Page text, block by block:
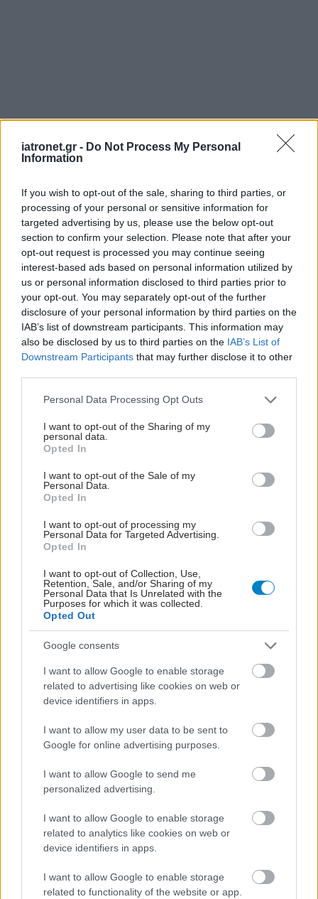
iatronet.gr - Do Not Process My Personal
Information
If you wish to opt-out of the sale, sharing to third parties, or
processing of your personal or sensitive information for
targeted advertising by us, please use the below opt-out
section to confirm your selection. Please note that after your
opt-out request is processed you may continue seeing
interest-based ads based on personal information utilized by
us or personal information disclosed to third parties prior to
your opt-out. You may separately opt-out of the further
disclosure of your personal information by third parties on the
IAB’s list of downstream participants. This information may
also be disclosed by us to third parties on the IAB’s List of
Downstream Participants that may further disclose it to other
Please note that this website/app uses one or more Google
not limited to your visit or usage behaviour. You may click to
grant or deny consent to Google and its third-party tags to
use your data for below specified purposes in below Google
consent section.
Personal Data Processing Opt Outs
I want to opt-out of the Sharing of my
personal data.
Opted In
I want to opt-out of the Sale of my
Personal Data.
Opted In
I want to opt-out of processing my
Personal Data for Targeted Advertising.
Opted In
I want to opt-out of Collection, Use,
Retention, Sale, and/or Sharing of my
Personal Data that Is Unrelated with the
Purposes for which it was collected.
Opted Out
Google consents
I want to allow Google to enable storage
related to advertising like cookies on web or
device identifiers in apps.
I want to allow my user data to be sent to
Google for online advertising purposes.
I want to allow Google to send me
personalized advertising.
I want to allow Google to enable storage
related to analytics like cookies on web or
device identifiers in apps.
I want to allow Google to enable storage
related to functionality of the website or app.
ΜΠΕΙΤΕ ΣΤΗ ΣΥΖΗΤΗΣΗ
Loading...
ΣΗΜΕΡΑ ΣΤΟ IATRONET.GR